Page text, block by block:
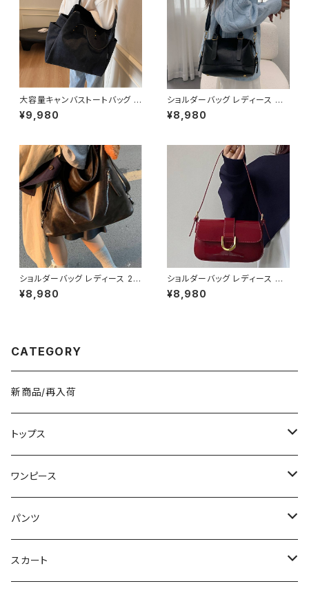
大容量キャンバストートバッグ レ
ディース A4対応 通勤バッグ 通
学バッグ 肩掛けバッグ マザーズ
サイズ K-B0272
¥9,980
ショルダーバッグ レディース ハ
ンドバッグ 2WAYバッグ ミニバッ
グ ボストンバッグ コンパクトバッ
ウン K-B0301
¥8,980
ショルダーバッグ レディース 2W
AY 大容量 ワンショルダー 斜め
がけバッグ レザー調 ビッグバッ
¥8,980
ショルダーバッグ レディース エ
ナメルバッグ ミニバッグ ワンショ
ルダー 斜めがけバッグ 2WAY
¥8,980
CATEGORY
新商品/再入荷
トップス
Tシャツ/カットソー
タンクトップ/キャミソール
シャツ/ブラウス
ワンピース
ミニ/ショート
ミディアム/ミモレ
パンツ
ショート丈
スカート